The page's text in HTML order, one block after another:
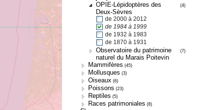
OPIE-Lépidoptères des
Deux-Sèvres
(4)
de 2000 à 2012
de 1984 à 1999
de 1932 à 1983
de 1870 à 1931
Observatoire du patrimoine
naturel du Marais Poitevin
(7)
Mammifères (45)
Mollusques (3)
Oiseaux (6)
Poissons (23)
Reptiles (5)
Races patrimoniales (8)